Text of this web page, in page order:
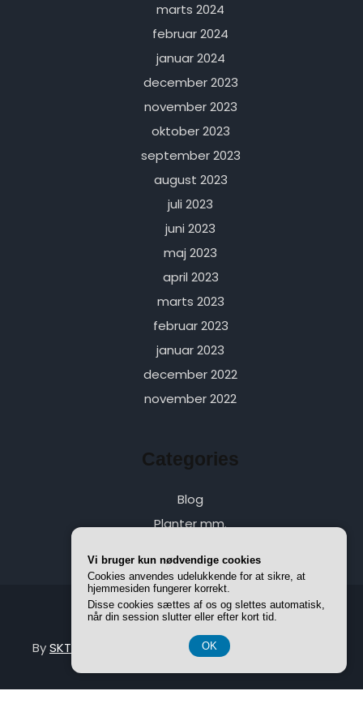
marts 2024
februar 2024
januar 2024
december 2023
november 2023
oktober 2023
september 2023
august 2023
juli 2023
juni 2023
maj 2023
april 2023
marts 2023
februar 2023
januar 2023
december 2022
november 2022
Categories
Blog
Planter mm.
BySKT Green
Vi bruger kun nødvendige cookies
Cookies anvendes udelukkende for at sikre, at
hjemmesiden fungerer korrekt.
Disse cookies sættes af os og slettes automatisk,
når din session slutter eller efter kort tid.
OK